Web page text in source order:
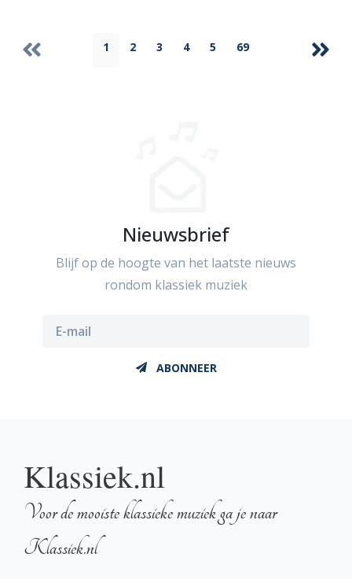
1 2 3 4 5 69
Nieuwsbrief
Blijf op de hoogte van het laatste nieuws
rondom klassiek muziek
ABONNEER
Klassiek.nl
Voor de mooiste klassieke muziek ga je naar
Klassiek.nl